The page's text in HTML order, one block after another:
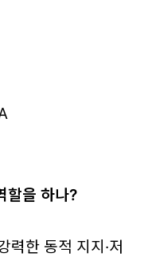
할을 하나?
력한 동적 지지·저